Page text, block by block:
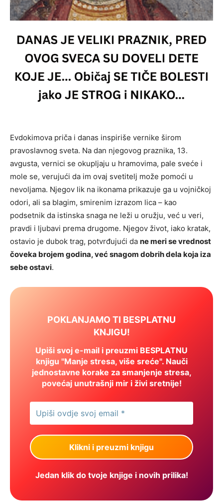
Evdokimova priča i danas inspiriše vernike širom
pravoslavnog sveta. Na dan njegovog praznika, 13.
avgusta, vernici se okupljaju u hramovima, pale sveće i
mole se, verujući da im ovaj svetitelj može pomoći u
nevoljama. Njegov lik na ikonama prikazuje ga u vojničkoj
odori, ali sa blagim, smirenim izrazom lica – kao
podsetnik da istinska snaga ne leži u oružju, već u veri,
pravdi i ljubavi prema drugome. Njegov život, iako kratak,
ostavio je dubok trag, potvrđujući da ne meri se vrednost
čoveka brojem godina, već snagom dobrih dela koja iza
sebe ostavi.
POKLANJAMO TI BESPLATNU
KNJIGU!
Upiši svoj e-mail i preuzmi BESPLATNU
knjigu "Manje stresa, više sreće". Nauči
jednostavne korake za smanjenje stresa,
povećaj unutrašnji mir i živi sretnije!
Jedan klik do tvoje knjige i novih prilika!